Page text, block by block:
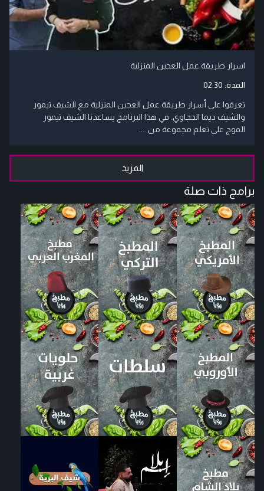
اسرار طريقة عمل العجين المنزلية
المدة: 02:30
تعرفوا على أسرار طريقة عمل العجين المنزلية مع الشيف تيمور
والشيف ديما الحجاوي. في هذا البرنامج يساعدنا الشيف تيمور
الموج على تعلم مجموعة من ....
المزيد
برامج ذات صلة